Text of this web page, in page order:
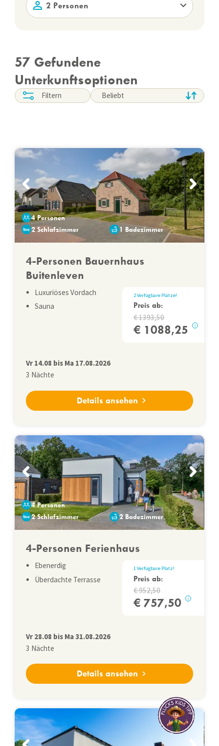
2 Personen
57 Gefundene
Unterkunftsoptionen
Filtern
4 Personen
2 Schlafzimmer
1 Badezimmer
4-Personen Bauernhaus
Buitenleven
Luxuriöses Vordach
Sauna
2Verfügbare Plätze!
Preis ab:
1393,50
1088,25 i
Vr 14.08 bis Ma 17.08.2026
3 Nächte
Details ansehen
4 Personen
2 Schlafzimmer
2 Badezimmer
4-Personen Ferienhaus
Ebenerdig
Überdachte Terrasse
1Verfügbare Platz!
Preis ab:
952,50
757,50 i
Vr 28.08 bis Ma31.08.2026
3 Nächte
Details ansehen